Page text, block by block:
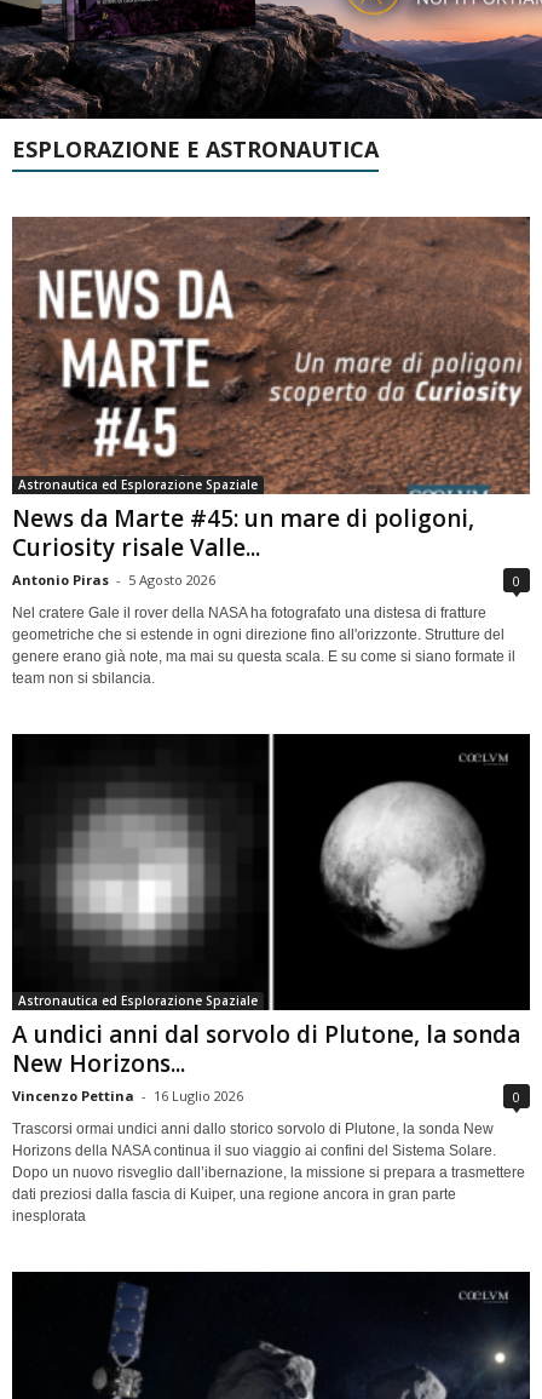
ESPLORAZIONE E ASTRONAUTICA
Astronautica ed Esplorazione Spaziale
News da Marte #45: un mare di poligoni,
Curiosity risale Valle...
Antonio Piras - 5 Agosto 2026 0
Nel cratere Gale il rover della NASA ha fotografato una distesa di fratture
geometriche che si estende in ogni direzione fino all'orizzonte. Strutture del
genere erano già note, ma mai su questa scala. E su come si siano formate il
team non si sbilancia.
Astronautica ed Esplorazione Spaziale
A undici anni dal sorvolo di Plutone, la sonda
New Horizons...
Vincenzo Pettina - 16 Luglio 2026 0
Trascorsi ormai undici anni dallo storico sorvolo di Plutone, la sonda New
Horizons della NASA continua il suo viaggio ai confini del Sistema Solare.
Dopo un nuovo risveglio dall’ibernazione, la missione si prepara a trasmettere
dati preziosi dalla fascia di Kuiper, una regione ancora in gran parte
inesplorata